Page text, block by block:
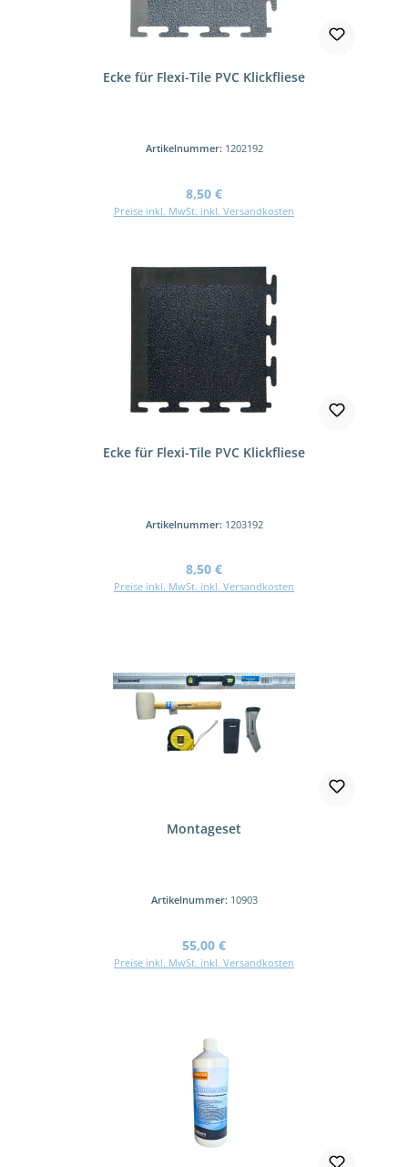
Ecke für Flexi-Tile PVC Klickfliese
Artikelnummer: 1202192
Regulärer Preis:
8,50 €
Preise inkl. MwSt. inkl. Versandkosten
Ecke für Flexi-Tile PVC Klickfliese
Artikelnummer: 1203192
Regulärer Preis:
8,50 €
Preise inkl. MwSt. inkl. Versandkosten
Montageset
Artikelnummer: 10903
Regulärer Preis:
55,00 €
Preise inkl. MwSt. inkl. Versandkosten